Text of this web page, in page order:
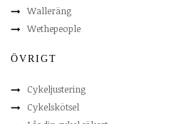
Walleräng
Wethepeople
ÖVRIGT
Cykeljustering
Cykelskötsel